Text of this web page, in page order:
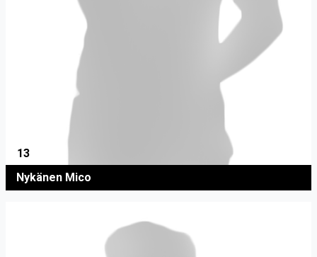
13
Nykänen Mico